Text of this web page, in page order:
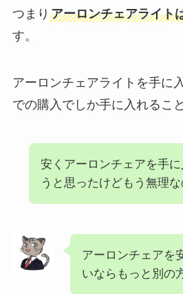
つまり アーロンチェアライト
す。
アーロンチェアライトを手に
での購入でしか手に入れるこ
安くアーロンチェアを手に
うと思ったけどもう無理
アーロンチェアを
いならもっと別の